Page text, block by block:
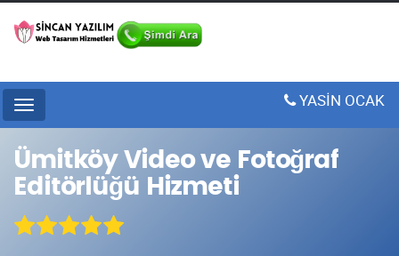
Menu YASİN OCAK
Ümitköy Video ve Fotoğraf
Editörlüğü Hizmeti